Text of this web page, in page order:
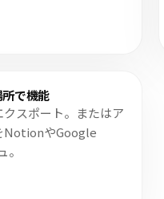
で機能
スポート。またはア
NotionやGoogle